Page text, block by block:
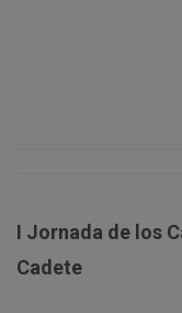
I Jornada de los
Cadete